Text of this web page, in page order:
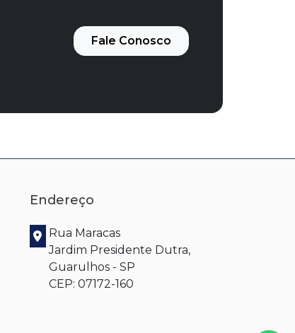
Fale Conosco
Endereço
Rua Maracas
Jardim Presidente Dutra,
Guarulhos - SP
CEP: 07172-160